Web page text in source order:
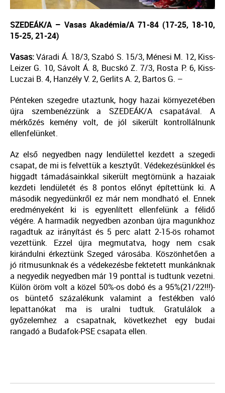
SZEDEÁK/A – Vasas Akadémia/A 71-84 (17-25, 18-10,
15-25, 21-24)
Vasas:Váradi Á. 18/3, Szabó S. 15/3, Ménesi M. 12, Kiss-
Leizer G. 10, Sávolt Á. 8, Bucskó Z. 7/3, Rosta P. 6, Kiss-
Luczai B. 4, Hanzély V. 2, Gerlits A. 2, Bartos G. –
Pénteken szegedre utaztunk, hogy hazai környezetében
újra szembenézzünk a SZEDEÁK/A csapatával. A
mérkőzés kemény volt, de jól sikerült kontrollálnunk
ellenfelünket.
Az első negyedben nagy lendülettel kezdett a szegedi
csapat, de mi is felvettük a kesztyűt. Védekezésünkkel és
higgadt támadásainkkal sikerült megtörnünk a hazaiak
kezdeti lendületét és 8 pontos előnyt építettünk ki. A
második negyedünkről ez már nem mondható el. Ennek
eredményeként ki is egyenlített ellenfelünk a félidő
végére. A harmadik negyedben azonban újra magunkhoz
ragadtuk az irányítást és 5 perc alatt 2-15-ös rohamot
vezettünk. Ezzel újra megmutatva, hogy nem csak
kirándulni érkeztünk Szeged városába. Köszönhetően a
jó ritmusunknak és a védekezésbe fektetett munkánknak
a negyedik negyedben már 19 ponttal is tudtunk vezetni.
Külön öröm volt a közel 50%-os dobó és a 95%(21/22!!!)-
os büntető százalékunk valamint a festékben való
lepattanókat ma is uralni tudtuk. Gratulálok a
győzelemhez a csapatnak, következhet egy budai
rangadó a Budafok-PSE csapata ellen.